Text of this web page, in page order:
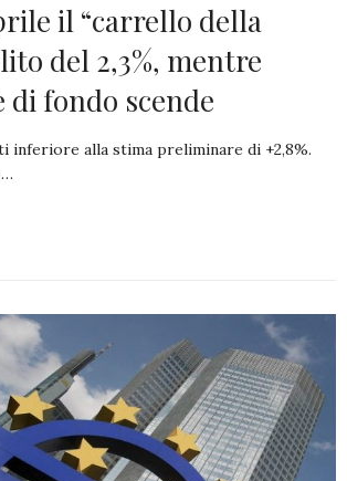
il “carrello della
del 2,3%, mentre
di fondo scende
inferiore alla stima preliminare di +2,8%.